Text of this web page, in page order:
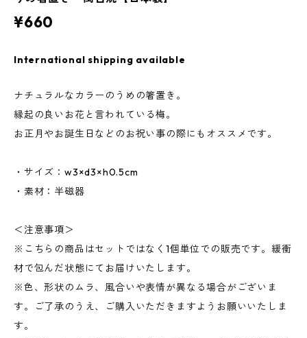
¥660
International shipping available
ナチュラルなカラーのうめの箸置き。
縁起の良いお花と言われている梅。
お正月やお誕生日などのお祝い事の際にもオススメです。
・サイズ：w3×d3×h0.5cm
・素材：半磁器
＜注意事項＞
※こちらの商品はセットではなく1個単位での販売です。緩衝
材で包んだ状態にてお届けいたします。
※色、形状のムラ、風合いや表情が異なる場合がございま
す。ご了承のうえ、ご購入いただきますようお願いいたしま
す。